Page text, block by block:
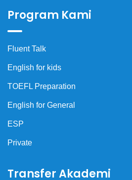
Program Kami
Fluent Talk
English for kids
TOEFL Preparation
English for General
ESP
Private
Transfer Akademi